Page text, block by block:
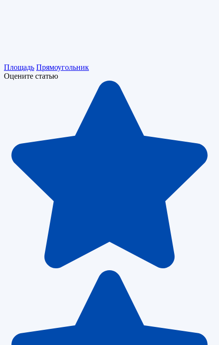
Площадь Прямоугольник
Оцените статью